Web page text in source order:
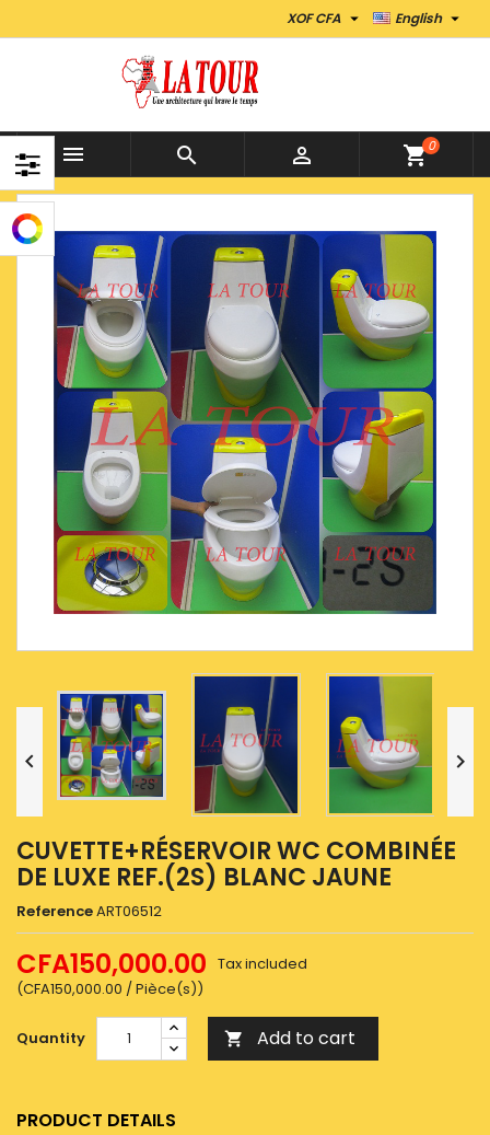
English 
XOF CFA 
   shopping_cart0
 
CUVETTE+RÉSERVOIR WC COMBINÉE
DE LUXE REF.(2S) BLANC JAUNE
ReferenceART06512
CFA150,000.00
(CFA150,000.00 / Pièce(s))
Tax included
Quantity  Add to cart
PRODUCT DETAILS